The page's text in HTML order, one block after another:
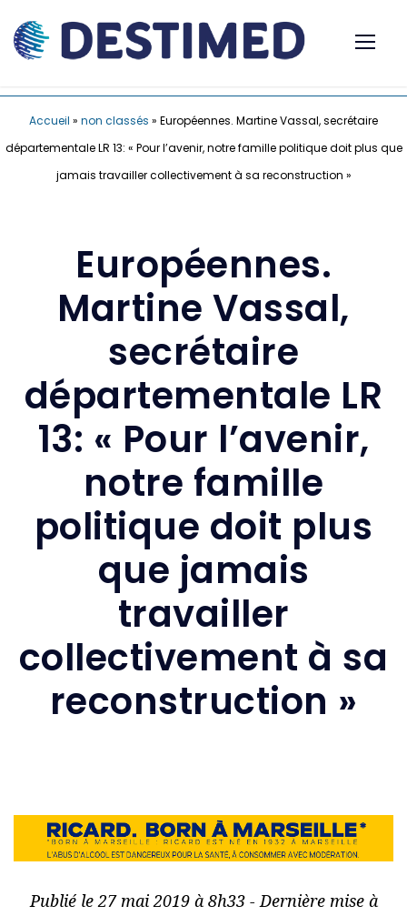
Accueil » non classés » Européennes. Martine Vassal, secrétaire
départementale LR 13: « Pour l’avenir, notre famille politique doit plus que
jamais travailler collectivement à sa reconstruction »
Européennes.
Martine Vassal,
secrétaire
départementale LR
13: « Pour l’avenir,
notre famille
politique doit plus
que jamais
travailler
collectivement à sa
reconstruction »
Publié le 27 mai 2019 à 8h33 - Dernière mise à